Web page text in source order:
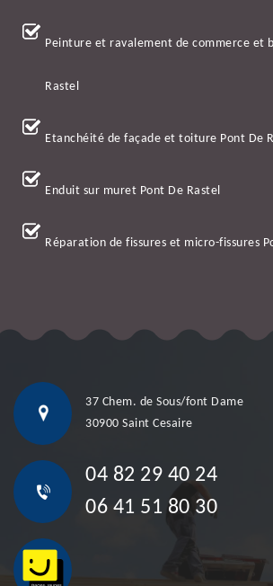
Peinture et ravalement de commerce et
Rastel
Etanchéité de façade et toiture Pont De
Enduit sur muret Pont De Rastel
Réparation de fissures et micro-fissures
37 Chem. de Sous/font Dame
30900 Saint Cesaire
04 82 29 40 24
06 41 51 80 30